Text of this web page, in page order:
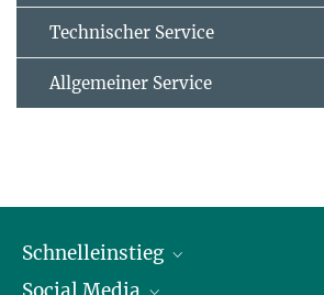
Technischer Service
Allgemeiner Service
Schnelleinstieg